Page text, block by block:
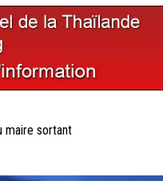
maire sortant